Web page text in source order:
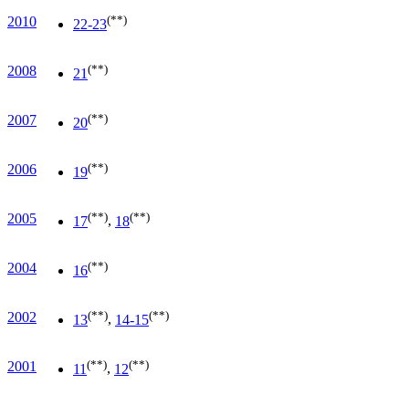
2010 22-23(**)
2008 21 (**)
2007 20(**)
2006 19(**)
2005 17(**), 18(**)
2004 16(**)
2002 13(**), 14-15(**)
2001 11 (**), 12(**)